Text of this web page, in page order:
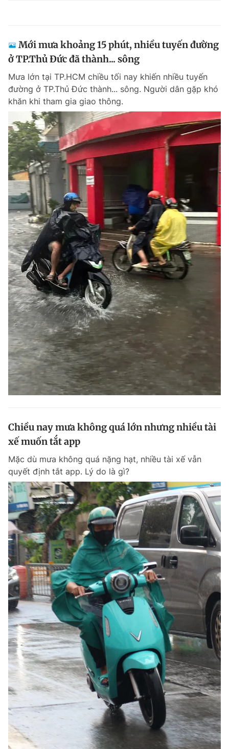
Mới mưa khoảng 15 phút, nhiều tuyến đường
ở TP.Thủ Đức đã thành... sông
Mưa lớn tại TP.HCM chiều tối nay khiến nhiều tuyến
đường ở TP.Thủ Đức thành... sông. Người dân gặp khó
khăn khi tham gia giao thông.
Chiều nay mưa không quá lớn nhưng nhiều tài
xế muốn tắt app
Mặc dù mưa không quá nặng hạt, nhiều tài xế vẫn
quyết định tắt app. Lý do là gì?